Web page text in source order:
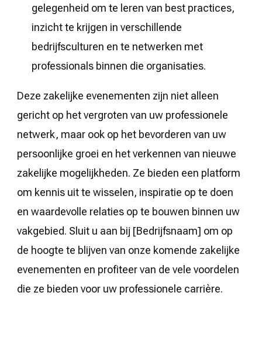
gelegenheid om te leren van best practices,
inzicht te krijgen in verschillende
bedrijfsculturen en te netwerken met
professionals binnen die organisaties.
Deze zakelijke evenementen zijn niet alleen
gericht op het vergroten van uw professionele
netwerk, maar ook op het bevorderen van uw
persoonlijke groei en het verkennen van nieuwe
zakelijke mogelijkheden. Ze bieden een platform
om kennis uit te wisselen, inspiratie op te doen
en waardevolle relaties op te bouwen binnen uw
vakgebied. Sluit u aan bij [Bedrijfsnaam] om op
de hoogte te blijven van onze komende zakelijke
evenementen en profiteer van de vele voordelen
die ze bieden voor uw professionele carrière.